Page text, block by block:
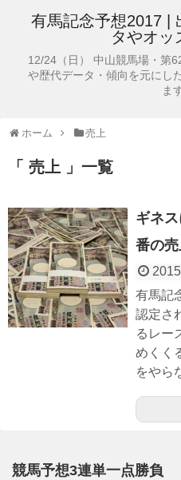
有馬記念予想2017 |
タやオッ
12/24（日） 中山競馬場・第
や歴代データ・傾向を元にし
ま
ホーム 売上
「 売上 」一覧
ギネ
番の
有馬記
認定さ
るレー
めくく
をやら
競馬予想3連単一点勝負